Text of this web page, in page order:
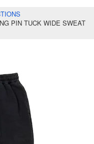
PIN TUCK WIDE SWEAT